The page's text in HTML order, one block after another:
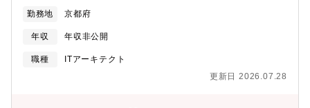
ソフト・装置/機器等】■ 開発環境・使用言語・クラウドインフ
ラ：AWS、Azure・LLM：OpenAI API, Claude■ プロジェクト・
TestRail■ その他・O365【組織構成】■商品事業本部 テクノロ
ジーイノベーションセンタ 開発部同部門は、PLCを中心とした
義（QFD等に基づく開発優先度付け）・開発要件を実現できるア
ーキテクチャの検討・既存ソフトウェア（Sysmac Studio）のソ
ースコード分析と流用できる箇所の特定・上流設計（ユースケー
ス分析、状態遷移・シーケンス・データフロー・クラスの諸設
めとするモノづくり現場は、熟練技術者の高齢化、人財不足、属
勤務地 京都府
年収 年収非公開
職種
ITアーキテクト
更新日 2026.07.28